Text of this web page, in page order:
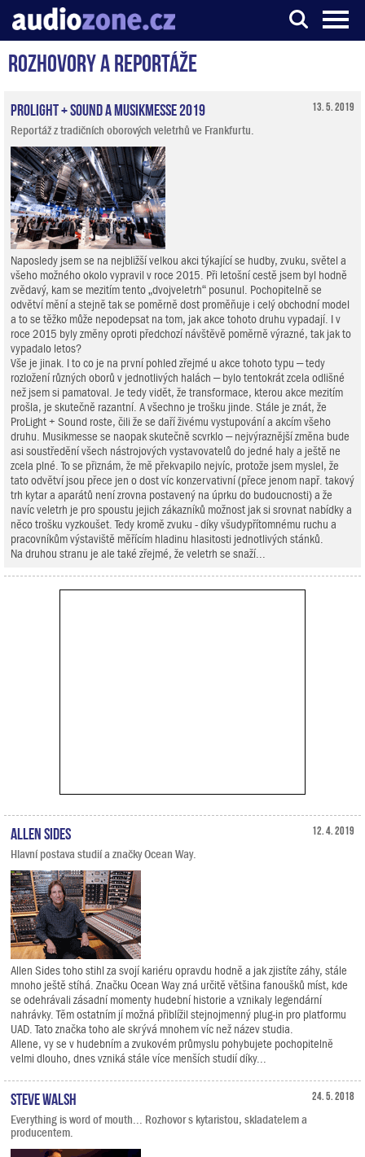
Server o digitálním zpracování zvuku
Rozhovory a reportáže
13. 5. 2019
ProLight + Sound a Musikmesse 2019
Reportáž z tradičních oborových veletrhů ve Frankfurtu.
Naposledy jsem se na nejbližší velkou akci týkající se hudby, zvuku, světel a
všeho možného okolo vypravil v roce 2015. Při letošní cestě jsem byl hodně
zvědavý, kam se mezitím tento „dvojveletrh“ posunul. Pochopitelně se
odvětví mění a stejně tak se poměrně dost proměňuje i celý obchodní model
a to se těžko může nepodepsat na tom, jak akce tohoto druhu vypadají. I v
roce 2015 byly změny oproti předchozí návštěvě poměrně výrazné, tak jak to
vypadalo letos?
Vše je jinak. I to co je na první pohled zřejmé u akce tohoto typu – tedy
rozložení různých oborů v jednotlivých halách – bylo tentokrát zcela odlišné
než jsem si pamatoval. Je tedy vidět, že transformace, kterou akce mezitím
prošla, je skutečně razantní. A všechno je trošku jinde. Stále je znát, že
ProLight + Sound roste, čili že se daří živému vystupování a akcím všeho
druhu. Musikmesse se naopak skutečně scvrklo – nejvýraznější změna bude
asi soustředění všech nástrojových vystavovatelů do jedné haly a ještě ne
zcela plné. To se přiznám, že mě překvapilo nejvíc, protože jsem myslel, že
tato odvětví jsou přece jen o dost víc konzervativní (přece jenom např. takový
trh kytar a aparátů není zrovna postavený na úprku do budoucnosti) a že
navíc veletrh je pro spoustu jejich zákazníků možnost jak si srovnat nabídky a
něco trošku vyzkoušet. Tedy kromě zvuku - díky všudypřítomnému ruchu a
pracovníkům výstaviště měřícím hladinu hlasitosti jednotlivých stánků.
Na druhou stranu je ale také zřejmé, že veletrh se snaží...
12. 4. 2019
Allen Sides
Hlavní postava studií a značky Ocean Way.
Allen Sides toho stihl za svojí kariéru opravdu hodně a jak zjistíte záhy, stále
mnoho ještě stíhá. Značku Ocean Way zná určitě většina fanoušků míst, kde
se odehrávali zásadní momenty hudební historie a vznikaly legendární
nahrávky. Těm ostatním jí možná přiblížil stejnojmenný plug-in pro platformu
UAD. Tato značka toho ale skrývá mnohem víc než název studia.
Allene, vy se v hudebním a zvukovém průmyslu pohybujete pochopitelně
velmi dlouho, dnes vzniká stále více menších studií díky...
24. 5. 2018
Steve Walsh
Everything is word of mouth... Rozhovor s kytaristou, skladatelem a
producentem.